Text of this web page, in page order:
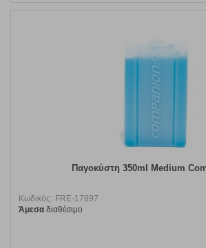
Παγοκύστη 350ml Medium
Κωδικός: FRE-17897
Άμεσα διαθέσιμο